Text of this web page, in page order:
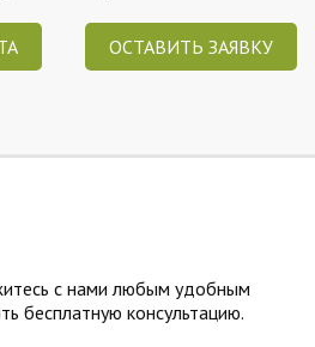
ОСТАВИТЬ ЗАЯВКУ
с нами любым удобным
бесплатную консультацию.